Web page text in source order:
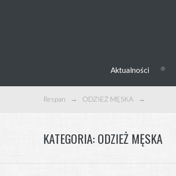
Aktualności •
Respan → ODZIEŻ MĘSKA →
KATEGORIA:ODZIEŻ MĘSKA